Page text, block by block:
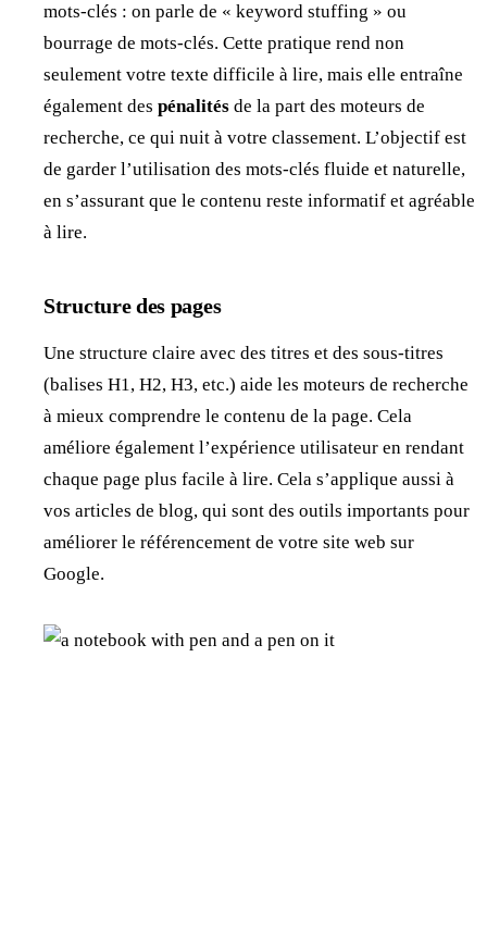
mots-clés : on parle de « keyword stuffing » ou
bourrage de mots-clés. Cette pratique rend non
seulement votre texte difficile à lire, mais elle entraîne
également des pénalités de la part des moteurs de
recherche, ce qui nuit à votre classement. L’objectif est
de garder l’utilisation des mots-clés fluide et naturelle,
en s’assurant que le contenu reste informatif et agréable
à lire.
Structure des pages
Une structure claire avec des titres et des sous-titres
(balises H1, H2, H3, etc.) aide les moteurs de recherche
à mieux comprendre le contenu de la page. Cela
améliore également l’expérience utilisateur en rendant
chaque page plus facile à lire. Cela s’applique aussi à
vos articles de blog, qui sont des outils importants pour
améliorer le référencement de votre site web sur
Google.